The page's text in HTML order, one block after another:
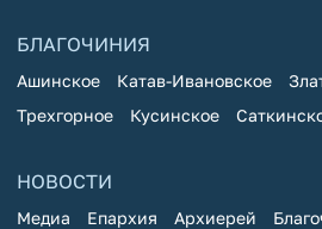
БЛАГОЧИНИЯ
Ашинское Катав-Ивановское
Трехгорное
Кусинское
НОВОСТИ
Медиа Епархия Архиерей